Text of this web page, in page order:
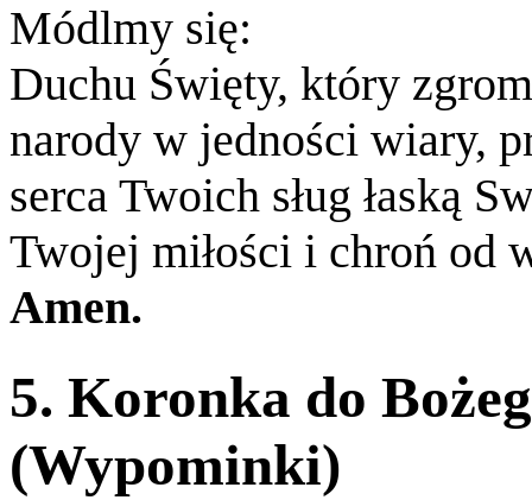
Módlmy się:
Duchu Święty, który
narody w jedności wiary,
serca Twoich sług łaską
Twojej miłości i chroń od
Amen.
5. Koronka do
(Wypominki)